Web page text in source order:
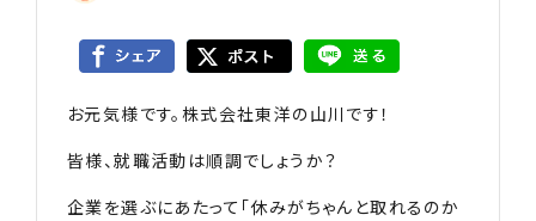
お元気様です。株式会社東洋の山川です！
皆様、就職活動は順調でしょうか？
企業を選ぶにあたって「休みがちゃんと取れるのか